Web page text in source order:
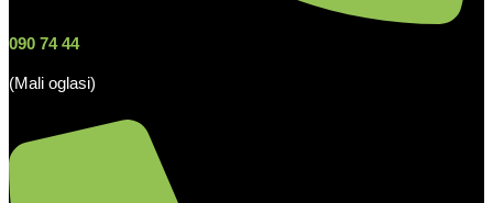
090 74 44
(Mali oglasi)